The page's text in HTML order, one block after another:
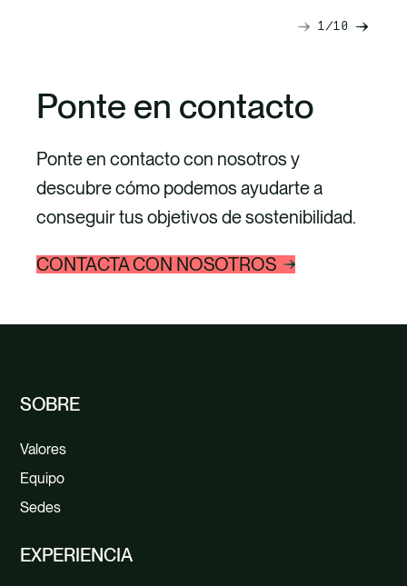
Zero comienza con una claridad
confundirse: la Descarbonización es
Next
1 10
Ponte en contacto
Ponte en contacto con nosotros y
descubre cómo podemos ayudarte a
conseguir tus objetivos de sostenibilidad.
CONTACTA CON NOSOTROS
SOBRE
Valores
Equipo
Sedes
EXPERIENCIA